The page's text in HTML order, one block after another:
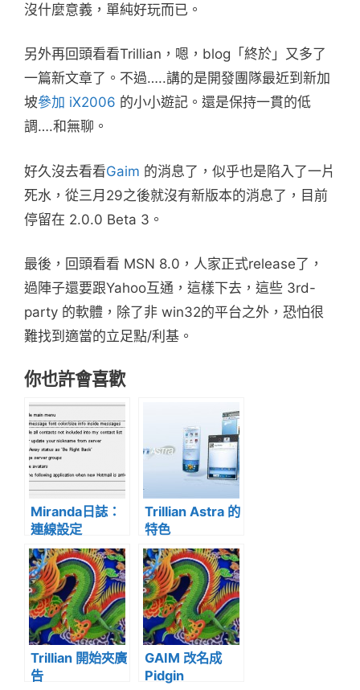
沒什麼意義，單純好玩而已。
另外再回頭看看Trillian，嗯，blog「終於」又多了
一篇新文章了。不過…..講的是開發團隊最近到新加
坡參加 iX2006 的小小遊記。還是保持一貫的低
調….和無聊。
好久沒去看看Gaim 的消息了，似乎也是陷入了一片
死水，從三月29之後就沒有新版本的消息了，目前
停留在 2.0.0 Beta 3。
最後，回頭看看 MSN 8.0，人家正式release了，
過陣子還要跟Yahoo互通，這樣下去，這些 3rd-
party 的軟體，除了非 win32的平台之外，恐怕很
難找到適當的立足點/利基。
你也許會喜歡
Miranda日誌：
連線設定
Trillian Astra 的
特色
Trillian 開始夾廣
告
GAIM 改名成
Pidgin